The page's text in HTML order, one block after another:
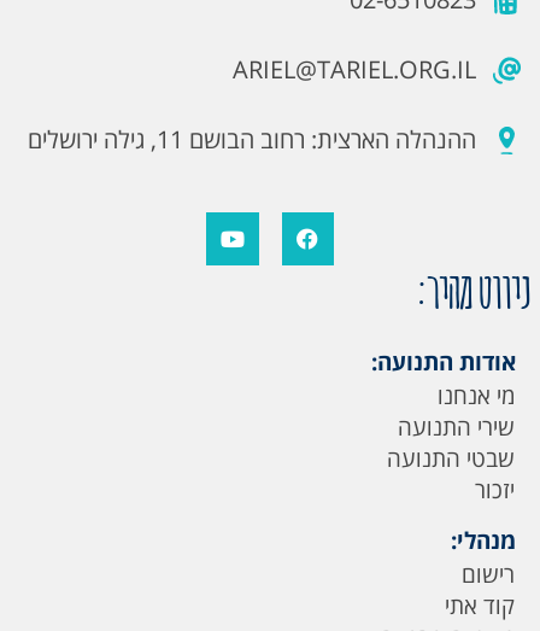
ARIEL@TARIEL.ORG.IL
ההנהלה הארצית: רחוב הבושם 11, גילה ירושלים
ניווט מהיר:
אודות התנועה:
מי אנחנו
שירי התנועה
שבטי התנועה
יזכור
מנהלי:
רישום
קוד אתי